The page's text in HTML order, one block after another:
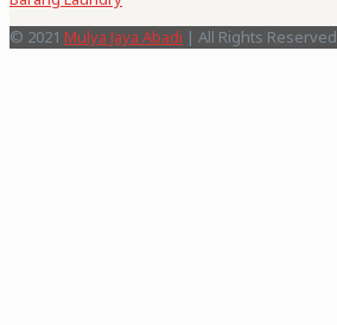
© 2021 Mulya Jaya Abadi | All Rights Reserved